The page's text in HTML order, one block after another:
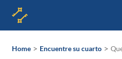
Home > Encuentre su cuarto >